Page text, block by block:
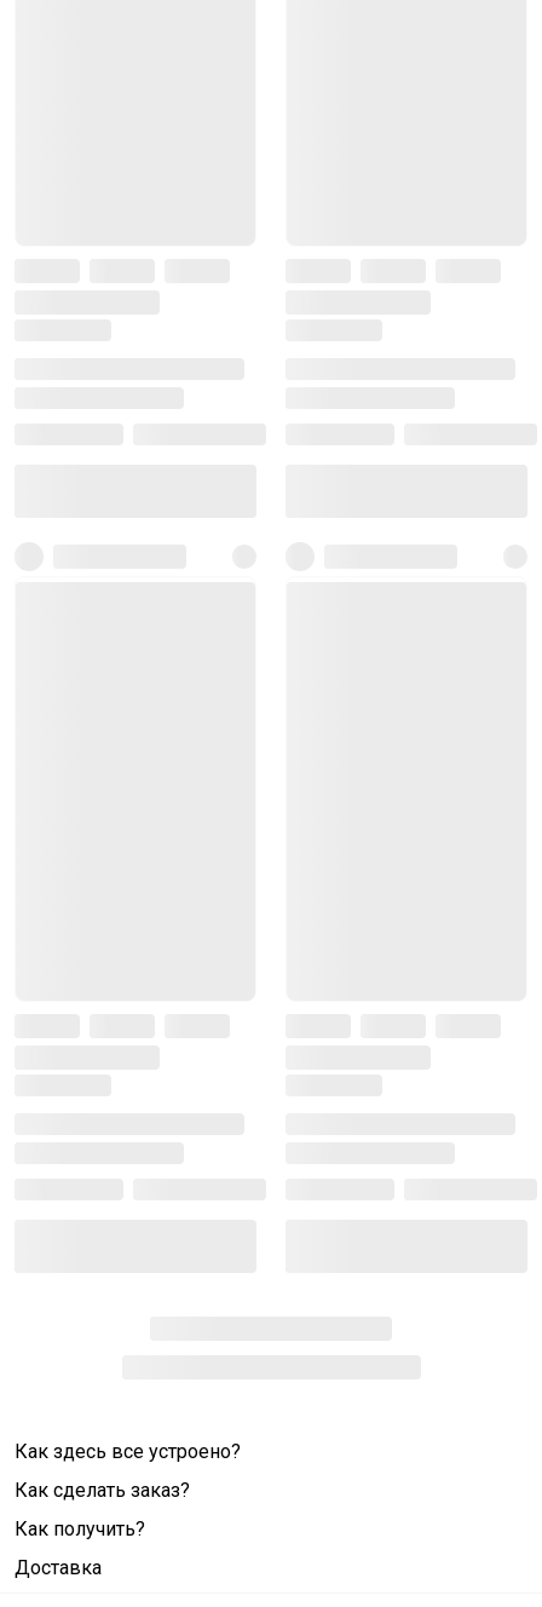
Как здесь все устроено?
Как сделать заказ?
Как получить?
Доставка